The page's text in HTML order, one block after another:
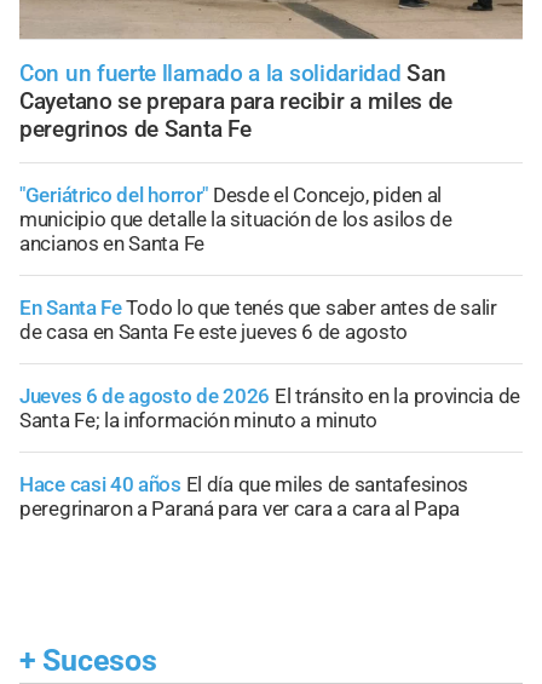
Con un fuerte llamado a la solidaridad San
Cayetano se prepara para recibir a miles de
peregrinos de Santa Fe
"Geriátrico del horror" Desde el Concejo, piden al
municipio que detalle la situación de los asilos de
ancianos en Santa Fe
En Santa FeTodo lo que tenés que saber antes de salir
de casa en Santa Fe este jueves 6 de agosto
Jueves 6 de agosto de 2026 El tránsito en la provincia de
Santa Fe; la información minuto a minuto
Hace casi 40 años El día que miles de santafesinos
peregrinaron a Paraná para ver cara a cara al Papa
+ Sucesos